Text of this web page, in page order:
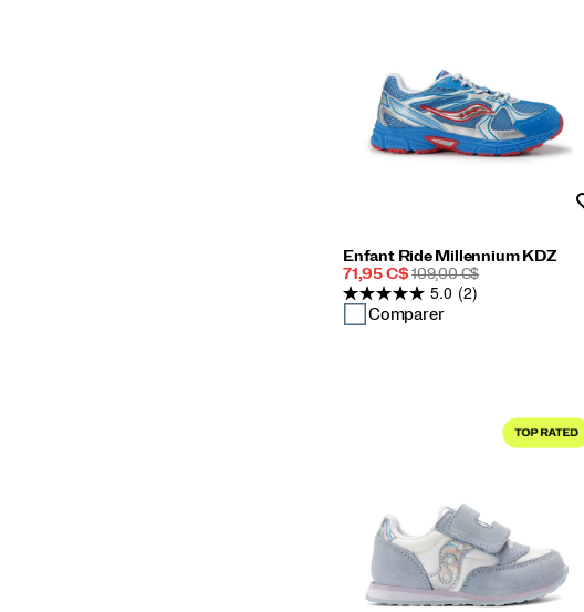
Enfant Ride Millennium KDZ
Prix
soldé
71,95 C$ PRIX
DE
DÉPART
109,00 C$
5.0 (2)
Comparer